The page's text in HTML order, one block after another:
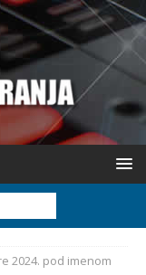
2024. pod imenom